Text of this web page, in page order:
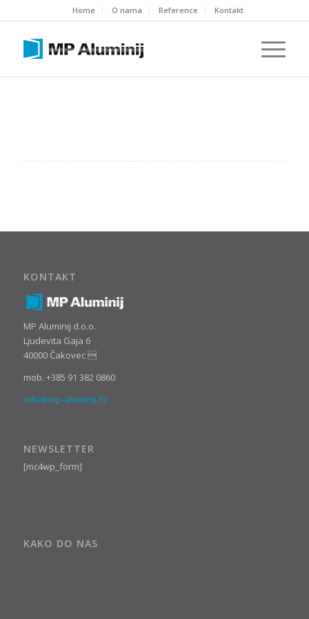
Home O nama Reference Kontakt
KONTAKT
MP Aluminij d.o.o.
Ljudevita Gaja 6
40000 Čakovec 
mob. +385 91 382 0860
info@mp-aluminij.hr
NEWSLETTER
[mc4wp_form]
KAKO DO NAS